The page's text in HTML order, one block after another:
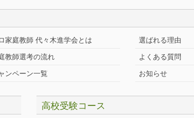
家庭教師 代々木進学会とは 選ばれる理由
教師選考の流れ よくある質問
ンペーン一覧 お知らせ
高校受験コース